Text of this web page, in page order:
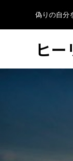
偽りの自分
ヒ